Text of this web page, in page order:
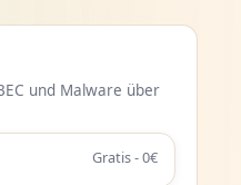
und Malware über
Gratis - 0€